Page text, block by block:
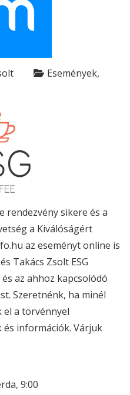
Események
rendezvény sikere és a
a Kiválóságért
az eseményt online is
Takács Zsolt ESG
az ahhoz kapcsolódó
Szeretnénk, ha minél
a törvénnyel
információk. Várjuk
9:00